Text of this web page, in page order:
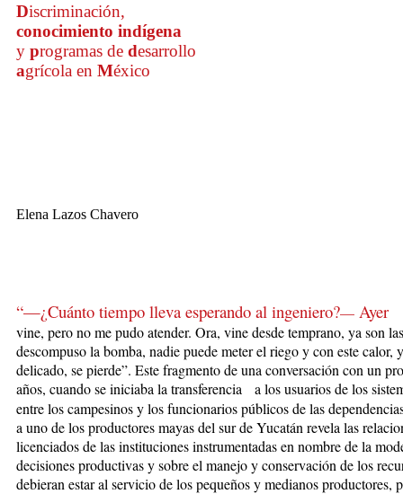
Discriminación,
conocimiento indígena
y programas de desarrollo
agrícola en México
Elena Lazos Chavero
“—¿Cuánto tiempo lleva esperando al ingeniero?— Ayer
vine, pero no me pudo atender. Ora, vine desde temprano, ya son
descompuso la bomba, nadie puede meter el riego y con este
delicado, se pierde”. Este fragmento de una conversación con un
años, cuando se iniciaba la transferencia a los usuarios de los
entre los campesinos y los funcionarios públicos de las
a uno de los productores mayas del sur de Yucatán revela las
licenciados de las instituciones instrumentadas en nombre de la
decisiones productivas y sobre el manejo y conservación de los
debieran estar al servicio de los pequeños y medianos